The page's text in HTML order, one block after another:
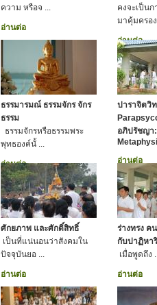
ความ หรือจ ...
อ่านต่อ
คงจะเป็น
มาคุ้มครอง
อ่านต่อ
ธรรมารมณ์ ธรรมจักร จักร
ธรรม
ธรรมจักรหรือธรรมพระ
พุทธองค์นั้ ...
อ่านต่อ
ปาราจิตวิ
อภิปรัชญา
อ่านต่อ
ศักยภาพ และศักดิ์สิทธิ์
เป็นที่แน่นอนว่าสังคมใน
ปัจจุบันยอ ...
อ่านต่อ
ร่างทรง ค
กับปาฏิหา
เมื่อพูดถึง
อ่านต่อ